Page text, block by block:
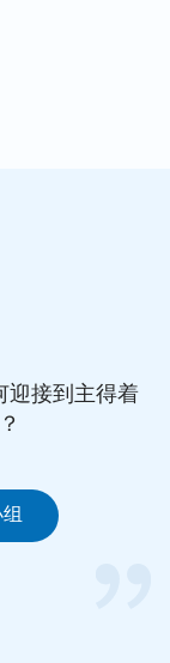
修App所没有
疑问或困惑，
问题能随时得
，每日灵修
迎接到主得着